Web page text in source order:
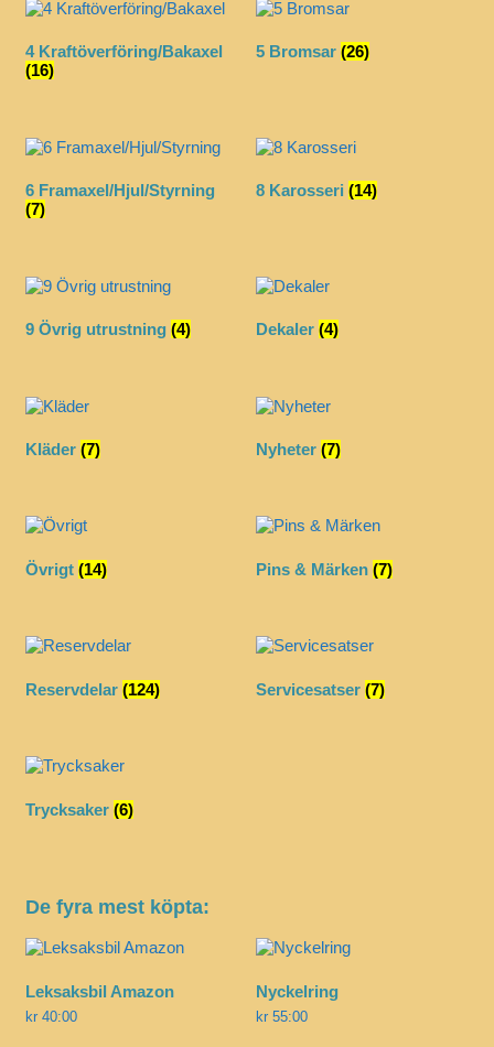
4 Kraftöverföring/Bakaxel
(16)
5 Bromsar(26)
6 Framaxel/Hjul/Styrning
(7)
8 Karosseri(14)
9 Övrig utrustning (4) Dekaler(4)
Kläder (7) Nyheter(7)
Övrigt (14) Pins & Märken(7)
Reservdelar (124) Servicesatser(7)
Trycksaker (6)
De fyra mest köpta:
Leksaksbil Amazon
kr 40:00
Nyckelring
kr 55:00